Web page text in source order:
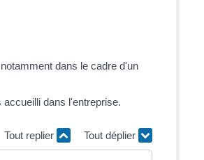
dans le cadre d'un
dans l'entreprise.
Tout replier Tout déplier